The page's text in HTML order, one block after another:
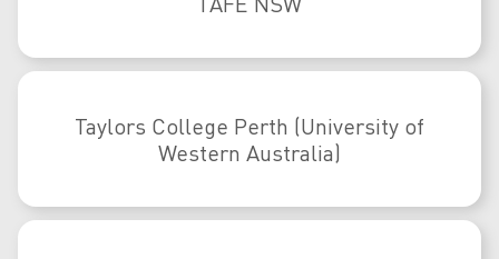
Taylors College Perth (University of
Western Australia)